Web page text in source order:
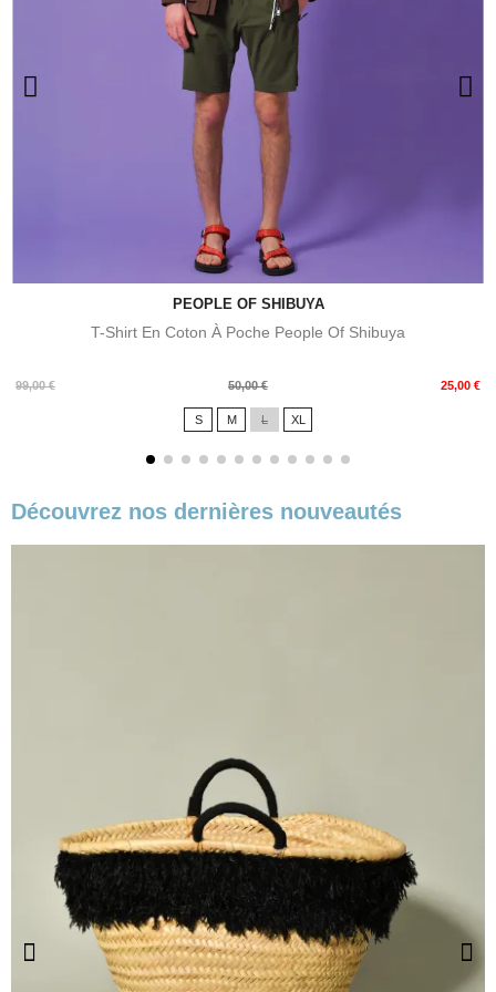
PEOPLE OF SHIBUYA
T-Shirt En Coton À Poche People Of Shibuya
99,00 €
Prix
50,00 € 25,00 €
Prix
S M L XL
Découvrez nos dernières nouveautés